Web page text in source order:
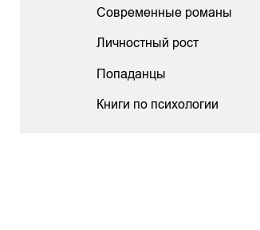
Современные романы
Личностный рост
Попаданцы
Книги по психологии